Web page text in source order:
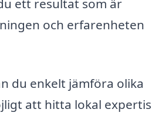
ett resultat som är
och erfarenheten
du enkelt jämföra olika
att hitta lokal expertis